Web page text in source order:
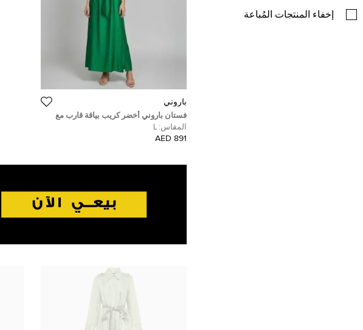
إخفاء المنتجات المُباعة
باروني
فستان باروني أخضر كريب بياقة قارب مع
شق وحزام ماكسي مقاس كبير (لارج)
المقاس: L
891 AED